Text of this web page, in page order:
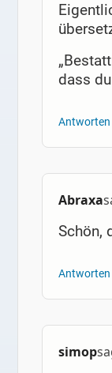
dass
Antworten
Abraxa
Schön,
Antworten
simop